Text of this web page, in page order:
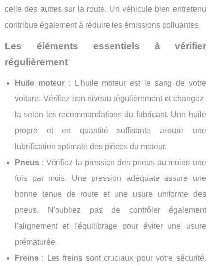
celle des autres sur la route. Un véhicule bien entretenu
contribue également à réduire les émissions polluantes.
Les éléments essentiels à vérifier
régulièrement
Huile moteur: L'huile moteur est le sang de votre
voiture. Vérifiez son niveau régulièrement et changez-
la selon les recommandations du fabricant. Une huile
propre et en quantité suffisante assure une
lubrification optimale des pièces du moteur.
Pneus : Vérifiez la pression des pneus au moins une
fois par mois. Une pression adéquate assure une
bonne tenue de route et une usure uniforme des
pneus. N'oubliez pas de contrôler également
l'alignement et l'équilibrage pour éviter une usure
prématurée.
Freins : Les freins sont cruciaux pour votre sécurité.